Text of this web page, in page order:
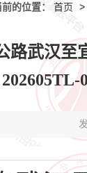
前的位置： 首页 >
路武汉
202605TL-